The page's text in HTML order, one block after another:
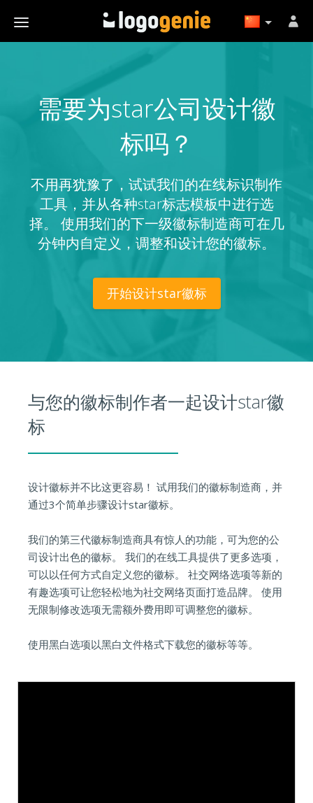
需要为star公司设计徽
标吗？
不用再犹豫了，试试我们的在线标识制作
工具，并从各种star标志模板中进行选
择。 使用我们的下一级徽标制造商可在几
分钟内自定义，调整和设计您的徽标。
开始设计star徽标
与您的徽标制作者一起设计star徽
标
设计徽标并不比这更容易！ 试用我们的徽标制造商，并
通过3个简单步骤设计star徽标。
我们的第三代徽标制造商具有惊人的功能，可为您的公
司设计出色的徽标。 我们的在线工具提供了更多选项，
可以以任何方式自定义您的徽标。 社交网络选项等新的
有趣选项可让您轻松地为社交网络页面打造品牌。 使用
无限制修改选项无需额外费用即可调整您的徽标。
使用黑白选项以黑白文件格式下载您的徽标等等。